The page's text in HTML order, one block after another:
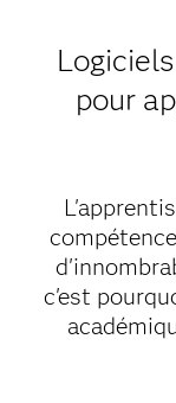
pour
c'est